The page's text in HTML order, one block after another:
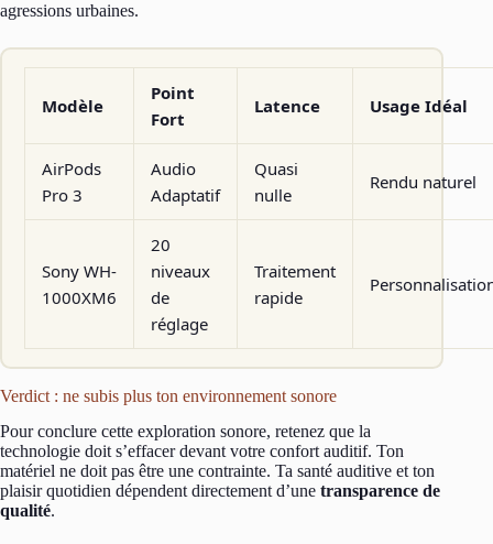
agressions urbaines.
Modèle
Point
Fort
Latence Usage Idéal
AirPods
Pro 3
Audio
Adaptatif
Quasi
nulle
Rendu naturel
Sony WH-
1000XM6
20
niveaux
de
réglage
Traitement
rapide
Verdict : ne subis plus ton environnement sonore
Pour conclure cette exploration sonore, retenez que la
technologie doit s’effacer devant votre confort auditif. Ton
matériel ne doit pas être une contrainte. Ta santé auditive et ton
plaisir quotidien dépendent directement d’une transparence de
qualité.